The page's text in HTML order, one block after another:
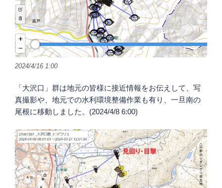
2024/4/16 1:00
「大沢口」群は地元の皆様に接近情報をお伝えして、写
真撮影や、地元での水利環境整備作業も有り、一旦南の
尾根に移動しました。(2024/4/8 6:00)